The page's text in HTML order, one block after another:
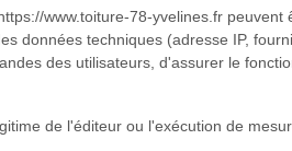
www.toiture-78-yvelines.fr
données techniques (adresse IP,
des utilisateurs, d'assurer le
de l'éditeur ou l'exécution de